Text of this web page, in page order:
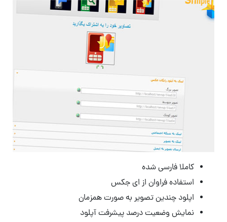
کاملا فارسی شده
استفاده فراوان از ای جکس
اپلود چندین تصویر به صورت همزمان
نمایش وضعیت درصد پیشرفت آپلود